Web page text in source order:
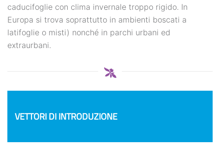
caducifoglie con clima invernale troppo rigido. In
Europa si trova soprattutto in ambienti boscati a
latifoglie o misti) nonché in parchi urbani ed
extraurbani.
VETTORI DI INTRODUZIONE